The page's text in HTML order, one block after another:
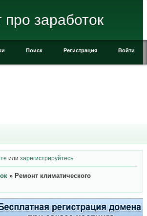
про заработок
Поиск Регистрация Войти
илизарегистрируйтесь
» Ремонт климатического